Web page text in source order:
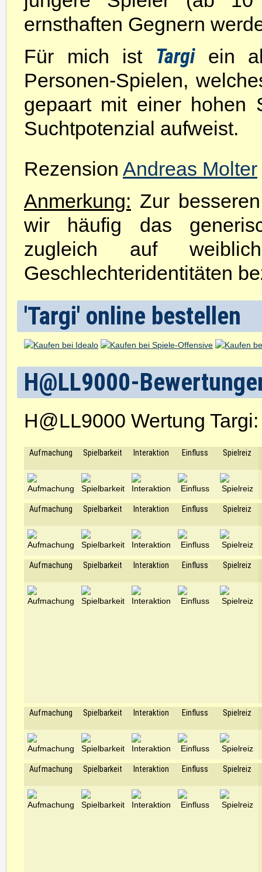
ernsthaften Gegnern
Für mich ist Targiein
Personen-Spielen,
gepaart mit einer hohen
Suchtpotenzial aufweist.
Rezension Andreas Molter
Anmerkung: Zur
wir häufig das
zugleich auf
Geschlechteridentitäten
'Targi' online bestellen
H@LL9000-
H@LL9000 Wertung
Aufmachung Spielbarkeit Interaktion Einfluss Spielreiz
Aufmachung Spielbarkeit Interaktion Einfluss Spielreiz
Aufmachung Spielbarkeit Interaktion Einfluss Spielreiz
Aufmachung Spielbarkeit Interaktion Einfluss Spielreiz
Aufmachung Spielbarkeit Interaktion Einfluss Spielreiz